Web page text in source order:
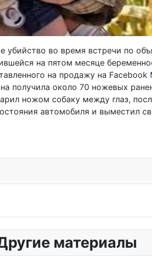
во время встречи по
на пятом месяце
на продажу на
около 70 ножевых
ножом собаку между глаз,
автомобиля и выместил
после рождения темнокожего ребенка
материалы